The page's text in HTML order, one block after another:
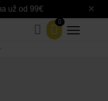
už od 99€
0